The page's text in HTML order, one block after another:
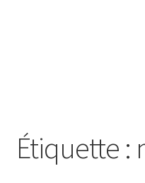
Étiquette :